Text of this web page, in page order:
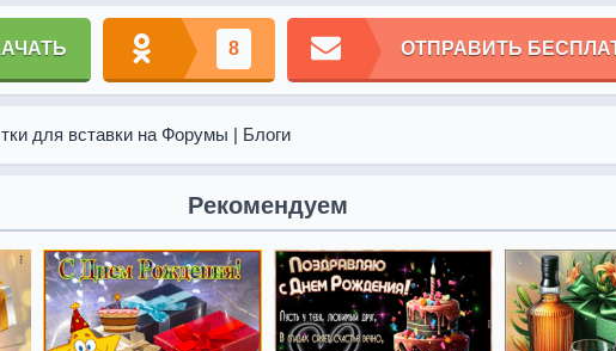
8 ОТПРАВИТЬ
для вставки на Форумы | Блоги
Рекомендуем